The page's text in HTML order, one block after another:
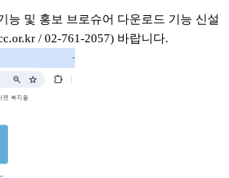
및 홍보 브로슈어 다운로드 기능 신설
/ 02-761-2057) 바랍니다.